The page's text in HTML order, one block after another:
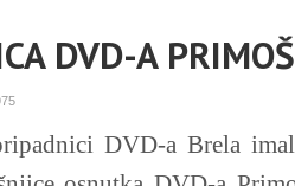
DVD-A
DVD-a Brela